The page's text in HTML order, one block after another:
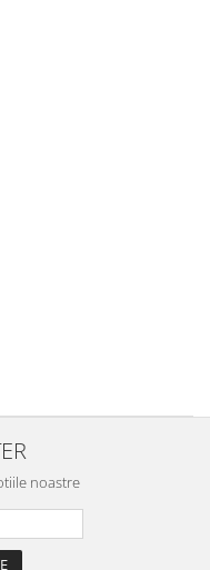
noastre